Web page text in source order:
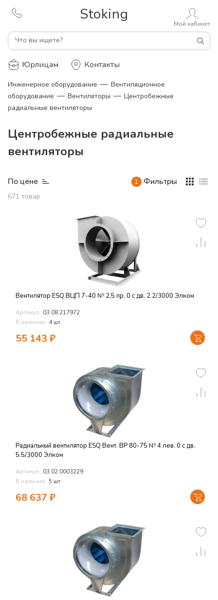
Stoking
Что вы ищете?
Мой кабинет
Юрлицам Контакты
Инженерное оборудование — Вентиляционное
оборудование — Вентиляторы — Центробежные
радиальные вентиляторы
Центробежные радиальные
вентиляторы
По цене
671 товар
1 Фильтры
Вентилятор ESQ ВЦП 7-40 № 2,5 пр. 0 с дв. 2.2/3000 Элком
Артикул: 03.08.217972
В наличии: 4 шт
55 143 ₽
Радиальный вентилятор ESQ Вент. ВР 80-75 № 4 лев. 0 с дв.
5.5/3000 Элком
Артикул: 03.02.0003229
В наличии: 5 шт
68 637 ₽